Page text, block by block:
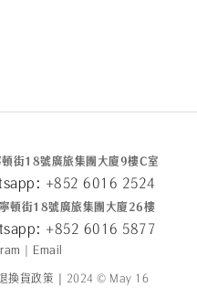
街18號廣旅集團大廈9樓C室
+852 6016 2524
頓街18號廣旅集團大廈26樓
+852 6016 5877
Email
換貨政策 2024 © May 16